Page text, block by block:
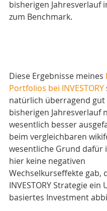
bisherigen Jahresverlauf
zum Benchmark.
Diese Ergebnisse meines
Portfolios bei INVESTORY
natürlich überragend gut
bisherigen Jahresverlauf
wesentlich besser
beim vergleichbaren
wesentliche Grund dafür
hier keine negativen
Wechselkurseffekte gab,
INVESTORY Strategie ein
basiertes Investment